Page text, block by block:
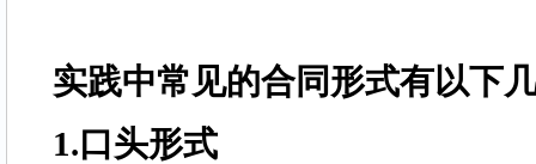
实践中常见的合同形式有以下
1.口头形式